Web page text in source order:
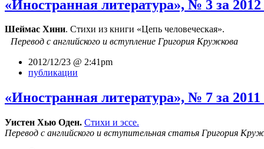
«Иностранная литература», № 3 за 2012
Шеймас Хини. Стихи из книги «Цепь человеческая».
Перевод с английского и вступление Григория Кружкова
2012/12/23 @ 2:41pm
публикации
«Иностранная литература», № 7 за 2011
Уистен Хью Оден. Стихи и эссе.
Перевод с английского и вступительная статья Григория